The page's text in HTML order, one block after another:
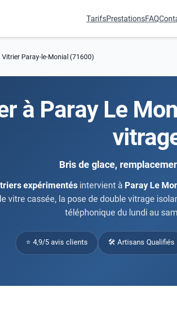
TarifsPrestationsFAQ
Vitrier Paray-le-Monial (71600)
à Paray Le
Bris de glace,
expérimentés intervient à Paray Le
vitre cassée, la pose de double vitrage
téléphonique du lundi au
⭐ 4,9/5 avis clients 🛠 Artisans Qualifiés